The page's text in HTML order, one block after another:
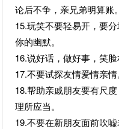
论后不争，亲兄弟明算账。
15.玩笑不要轻易开，要
你的幽默。
16.说好话，做好事，笑脸
17.不要试探友情爱情亲情
18.帮助亲戚朋友要有尺
理所应当。
19.不要在新朋友面前吹